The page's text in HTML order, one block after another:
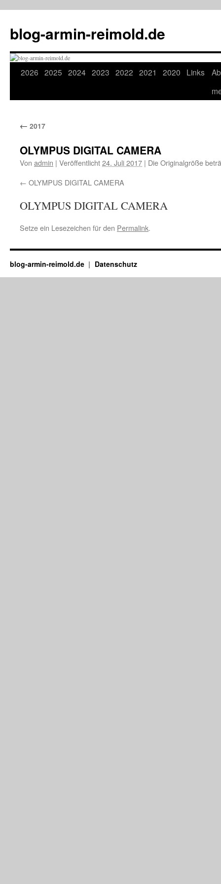
springen
blog-armin-reimold.de
2026 2025 2024 2023 2022 2021 2020 Links
← 2017
OLYMPUS DIGITAL CAMERA
Von admin | Veröffentlicht24. Juli 2017 | Die Originalgröße
OLYMPUS DIGITAL CAMERA
OLYMPUS DIGITAL CAMERA
Setze ein Lesezeichen für den Permalink.
blog-armin-reimold.de Datenschutz